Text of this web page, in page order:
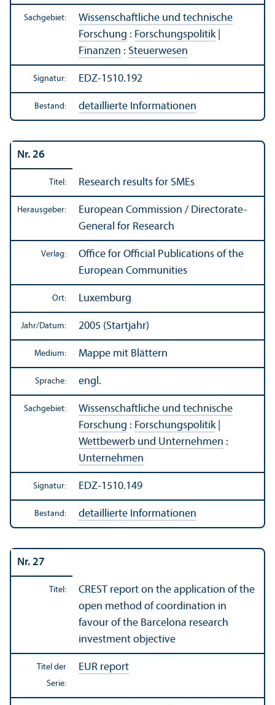
Sachgebiet:
Wissenschaft­liche und technische
Forschung : Forschungs­politik|
Finanzen : Steuerwesen
Signatur: EDZ-1510.192
Bestand: detaillierte Informationen
Nr. 26
Titel: Research results for SMEs
Herausgeber:
European Commission / Directorate-
General for Research
Verlag:
Office for Official Publications of the
European Communities
Ort: Luxemburg
Jahr/Datum: 2005 (Startjahr)
Medium: Mappe mit Blättern
Sprache: engl.
Sachgebiet:
Wissenschaft­liche und technische
Forschung : Forschungs­politik|
Wettbewerb und Unter­nehmen :
Unter­nehmen
Signatur: EDZ-1510.149
Bestand: detaillierte Informationen
Nr. 27
Titel:
CREST report on the application of the
open method of coordination in
favour of the Barcelona research
investment objective
Titel der
Serie:
EUR report